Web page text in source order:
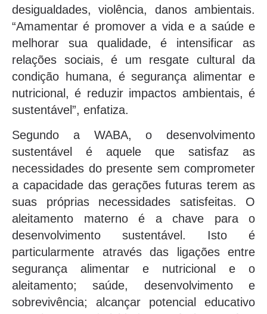
desigualdades, violência, danos ambientais.
“Amamentar é promover a vida e a saúde e
melhorar sua qualidade, é intensificar as
relações sociais, é um resgate cultural da
condição humana, é segurança alimentar e
nutricional, é reduzir impactos ambientais, é
sustentável”, enfatiza.
Segundo a WABA, o desenvolvimento
sustentável é aquele que satisfaz as
necessidades do presente sem comprometer
a capacidade das gerações futuras terem as
suas próprias necessidades satisfeitas. O
aleitamento materno é a chave para o
desenvolvimento sustentável. Isto é
particularmente através das ligações entre
segurança alimentar e nutricional e o
aleitamento; saúde, desenvolvimento e
sobrevivência; alcançar potencial educativo